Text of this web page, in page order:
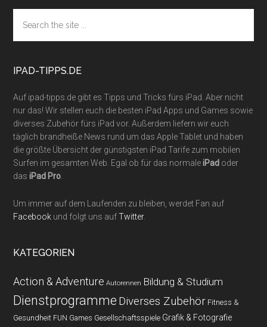
Footer
the
site
IPAD-TIPPS.DE
Auf ipad-tipps.de gibt es Tipps und Tricks fürs iPad. Aber nicht
nur das! Wir stellen euch die besten iPad Apps und Games sowie
diverses Zubehör fürs iPad vor. Außerdem liefern wir euch
täglich brandheiße News rund um das Apple Tablet und haben
die größte Übersicht der günstigsten iPad Tarife zum mobilen
Surfen im gesamten Web. Egal ob für das normaleiPad oder
dasiPad Pro
Um immer auf dem Laufenden zu bleiben, werdet Fan auf
Facebook und folgt uns aufTwitter.
KATEGORIEN
Action & Adventure Autorennen Bildung & Studium
Dienstprogramme Diverses Zubehör Fitness &
Gesundheit FUN Games Gesellschaftsspiele Grafik & Fotografie